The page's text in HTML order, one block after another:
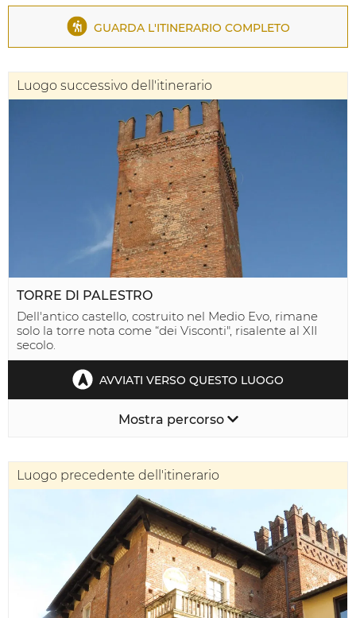
GUARDA L'ITINERARIO COMPLETO
Luogo successivo dell'itinerario
TORRE DI PALESTRO
Dell'antico castello, costruito nel Medio Evo, rimane
solo la torre nota come “dei Visconti", risalente al XII
secolo.
Mostra percorso
AVVIATI VERSO QUESTO LUOGO
Luogo precedente dell'itinerario